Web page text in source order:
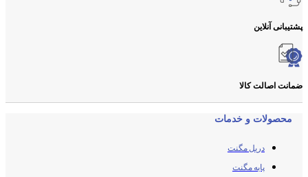
پشتیبانی آنلاین
ضمانت اصالت کالا
محصولات و خدمات
دریل مگنت
پایه مگنت